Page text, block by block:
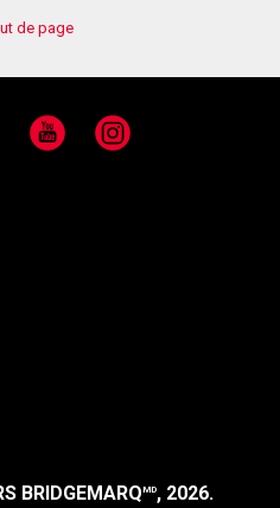
de page
YouTube Instagram
BRIDGEMARQMD, 2026.